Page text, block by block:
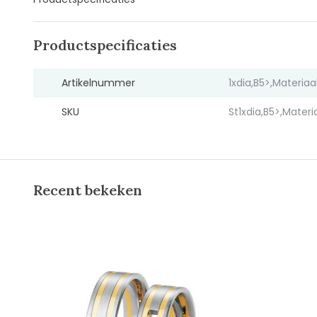
Productspecificaties
Artikelnummer
SKU
Recent bekeken